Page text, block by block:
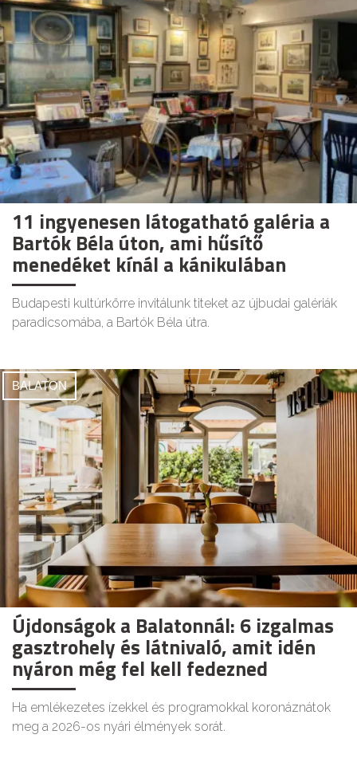
11 ingyenesen látogatható galéria a
Bartók Béla úton, ami hűsítő
menedéket kínál a kánikulában
Budapesti kultúrkörre invitálunk titeket az újbudai galériák
paradicsomába, a Bartók Béla útra.
BALATON
Újdonságok a Balatonnál: 6 izgalmas
gasztrohely és látnivaló, amit idén
nyáron még fel kell fedezned
Ha emlékezetes ízekkel és programokkal koronáznátok
meg a 2026-os nyári élmények sorát.